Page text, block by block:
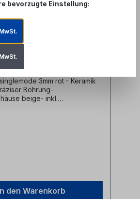
singlemode LWL
3mm rot - Keramik
Bohrung-
beige- inkl.
den Warenkorb
bevorzugte Einstellung: